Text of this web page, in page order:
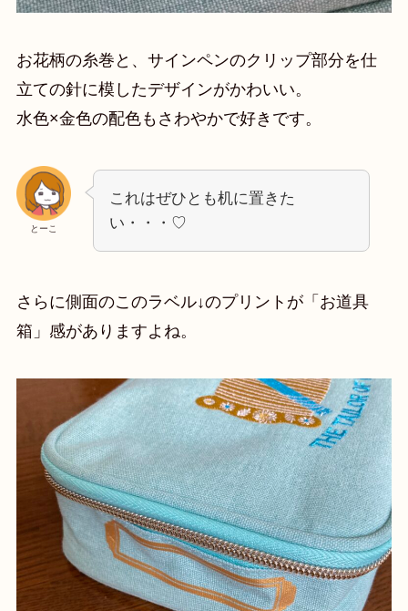
お花柄の糸巻と、サインペンのクリップ部分を仕
立ての針に模したデザインがかわいい。
水色×金色の配色もさわやかで好きです。
とーこ
これはぜひとも机に置きた
い・・・♡
さらに側面のこのラベル↓のプリントが「お道具
箱」感がありますよね。